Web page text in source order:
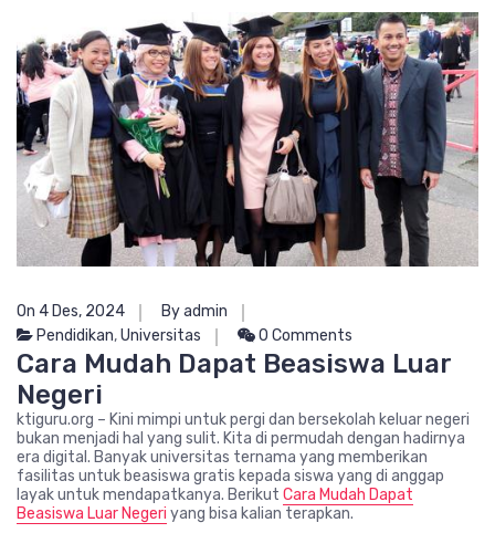
On 4 Des, 2024
By admin
Pendidikan,Universitas 0 Comments
Cara Mudah Dapat Beasiswa Luar
Negeri
ktiguru.org – Kini mimpi untuk pergi dan bersekolah keluar negeri
bukan menjadi hal yang sulit. Kita di permudah dengan hadirnya
era digital. Banyak universitas ternama yang memberikan
fasilitas untuk beasiswa gratis kepada siswa yang di anggap
layak untuk mendapatkanya. Berikut Cara Mudah Dapat
Beasiswa Luar Negeri yang bisa kalian terapkan.